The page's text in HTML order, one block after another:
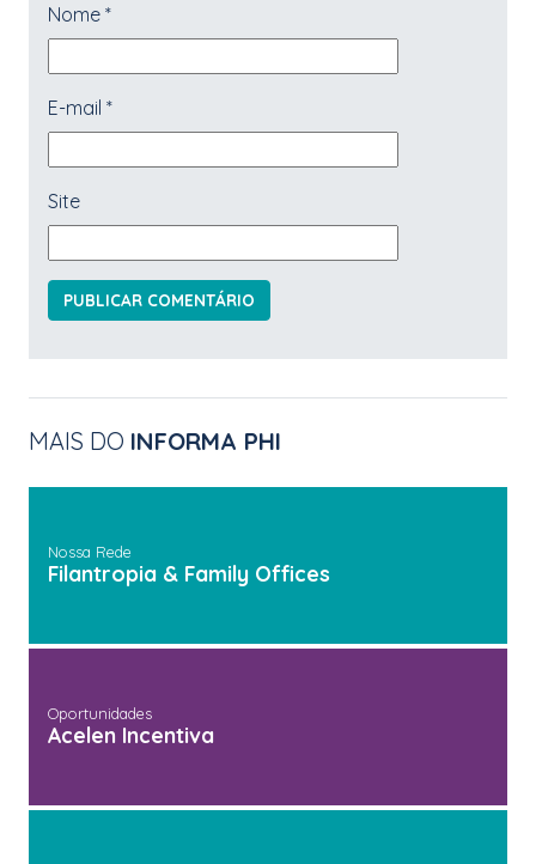
Nome *
E-mail *
Site
MAIS DO INFORMA PHI
Nossa Rede
Filantropia & Family Offices
Oportunidades
Acelen Incentiva